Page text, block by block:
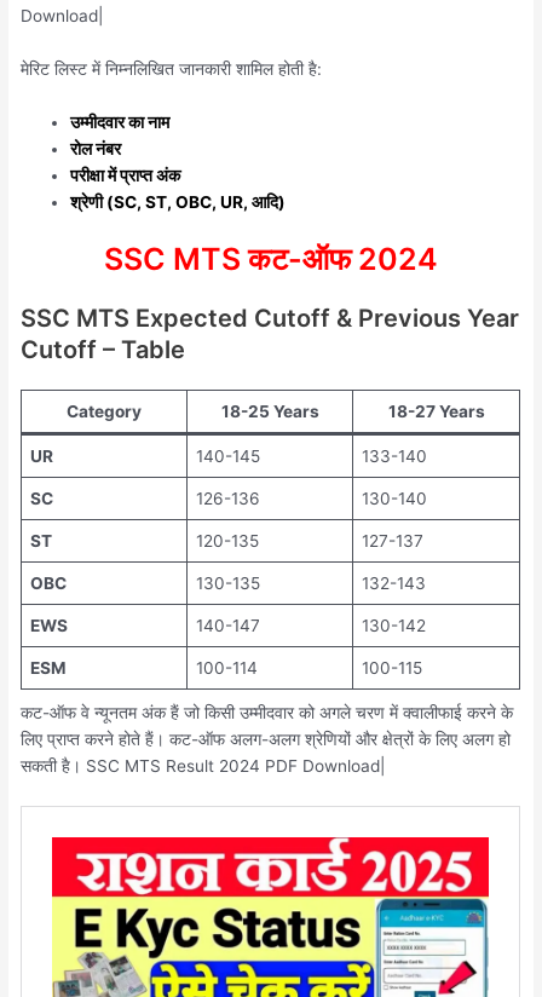
Download|
मेरिट लिस्ट में निम्नलिखित जानकारी शामिल होती है:
उम्मीदवार का नाम
रोल नंबर
परीक्षा में प्राप्त अंक
श्रेणी (SC, ST, OBC, UR, आदि)
SSC MTS कट-ऑफ 2024
SSC MTS Expected Cutoff & Previous Year
Cutoff – Table
Category 18-25 Years 18-27 Years
UR 140-145 133-140
SC 126-136 130-140
ST 120-135 127-137
OBC 130-135 132-143
EWS 140-147 130-142
ESM 100-114 100-115
कट-ऑफ वे न्यूनतम अंक हैं जो किसी उम्मीदवार को अगले चरण में क्वालीफाई करने के
लिए प्राप्त करने होते हैं। कट-ऑफ अलग-अलग श्रेणियों और क्षेत्रों के लिए अलग हो
सकती है। SSC MTS Result 2024 PDF Download|